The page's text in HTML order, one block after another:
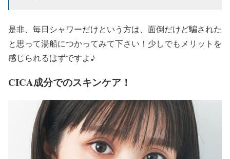
是非、毎日シャワーだけという方は、面倒だけど騙された
と思って湯船につかってみて下さい！少しでもメリットを
感じられるはずですよ♪
CICA成分でのスキンケア！